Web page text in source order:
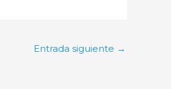
Entrada siguiente →